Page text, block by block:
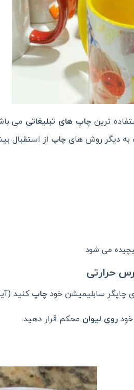
ترین چاپ های تبلیغاتی می
به دیگر روش هایچاپ از استقبال
می شود
چاپ کنید
روی لیوان محکم قرار دهید.